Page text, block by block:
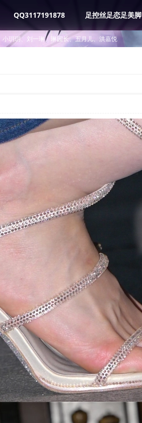
QQ3117191878 足控丝足恋足美脚
玥玥、刘一琳、琳园长、五月儿、洪嘉悦